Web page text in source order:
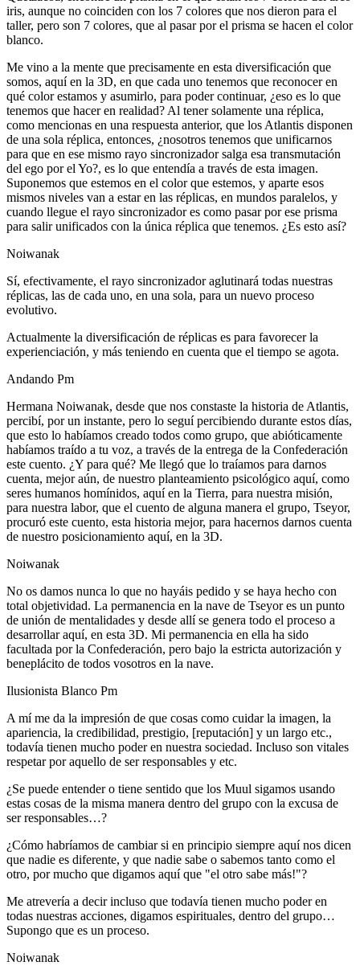
iris, aunque no coinciden con los 7 colores que nos dieron para el
taller, pero son 7 colores, que al pasar por el prisma se hacen el color
blanco.
Me vino a la mente que precisamente en esta diversificación que
somos, aquí en la 3D, en que cada uno tenemos que reconocer en
qué color estamos y asumirlo, para poder continuar, ¿eso es lo que
tenemos que hacer en realidad? Al tener solamente una réplica,
como mencionas en una respuesta anterior, que los Atlantis disponen
de una sola réplica, entonces, ¿nosotros tenemos que unificarnos
para que en ese mismo rayo sincronizador salga esa transmutación
del ego por el Yo?, es lo que entendía a través de esta imagen.
Suponemos que estemos en el color que estemos, y aparte esos
mismos niveles van a estar en las réplicas, en mundos paralelos, y
cuando llegue el rayo sincronizador es como pasar por ese prisma
para salir unificados con la única réplica que tenemos. ¿Es esto así?
Noiwanak
Sí, efectivamente, el rayo sincronizador aglutinará todas nuestras
réplicas, las de cada uno, en una sola, para un nuevo proceso
evolutivo.
Actualmente la diversificación de réplicas es para favorecer la
experienciación, y más teniendo en cuenta que el tiempo se agota.
Andando Pm
Hermana Noiwanak, desde que nos constaste la historia de Atlantis,
percibí, por un instante, pero lo seguí percibiendo durante estos días,
que esto lo habíamos creado todos como grupo, que abióticamente
habíamos traído a tu voz, a través de la entrega de la Confederación
este cuento. ¿Y para qué? Me llegó que lo traíamos para darnos
cuenta, mejor aún, de nuestro planteamiento psicológico aquí, como
seres humanos homínidos, aquí en la Tierra, para nuestra misión,
para nuestra labor, que el cuento de alguna manera el grupo, Tseyor,
procuró este cuento, esta historia mejor, para hacernos darnos cuenta
de nuestro posicionamiento aquí, en la 3D.
Noiwanak
No os damos nunca lo que no hayáis pedido y se haya hecho con
total objetividad. La permanencia en la nave de Tseyor es un punto
de unión de mentalidades y desde allí se genera todo el proceso a
desarrollar aquí, en esta 3D. Mi permanencia en ella ha sido
facultada por la Confederación, pero bajo la estricta autorización y
beneplácito de todos vosotros en la nave.
Ilusionista Blanco Pm
A mí me da la impresión de que cosas como cuidar la imagen, la
apariencia, la credibilidad, prestigio, [reputación] y un largo etc.,
todavía tienen mucho poder en nuestra sociedad. Incluso son vitales
respetar por aquello de ser responsables y etc.
¿Se puede entender o tiene sentido que los Muul sigamos usando
estas cosas de la misma manera dentro del grupo con la excusa de
ser responsables…?
¿Cómo habríamos de cambiar si en principio siempre aquí nos dicen
que nadie es diferente, y que nadie sabe o sabemos tanto como el
otro, por mucho que digamos aquí que "el otro sabe más!"?
Me atrevería a decir incluso que todavía tienen mucho poder en
todas nuestras acciones, digamos espirituales, dentro del grupo…
Supongo que es un proceso.
Noiwanak